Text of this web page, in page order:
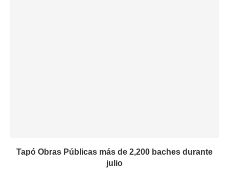
Tapó Obras Públicas más de 2,200 baches durante
julio